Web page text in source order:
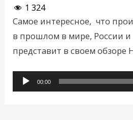
1 324
Самое интересное, что
в прошлом в мире, России и
представит в своем обзоре
Аудиоплеер
00:00